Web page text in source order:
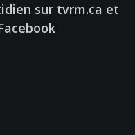
sur tvrm.ca et